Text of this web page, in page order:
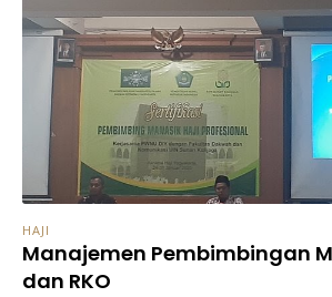
HAJI
Manajemen Pembimbingan
dan RKO